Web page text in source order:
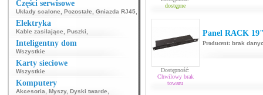
Części serwisowe
Układy scalone Pozostałe Gniazda RJ45
Elektryka
Kable zasilające Puszki
Inteligentny dom
Wszystkie
Karty sieciowe
Wszystkie
Komputery
Akcesoria Myszy, Dyski twarde
dostępne
Dostępność:
Chwilowy brak
towaru
Panel RACK
Producent: brak